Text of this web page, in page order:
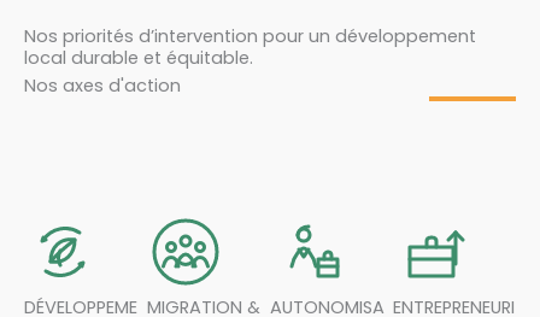
Nos priorités d’intervention pour un développement
local durable et équitable.
Nos axes d'action
DÉVELOPPEME MIGRATION & AUTONOMISA ENTREPRENEURI